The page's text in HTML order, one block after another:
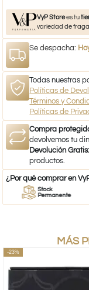
VyP Storees tu
variedad de
Se despacha:
Todas nuestras
Políticas de
Términos y
Políticas de
Compra
devolvemos tu
Devolución Gratis:
productos.
¿Por qué comprar en
Stock
Permanente
MÁS
-23%